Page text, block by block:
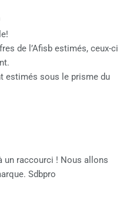
de l’Afisb estimés, ceux-ci
estimés sous le prisme du
un raccourci ! Nous allons
Sdbpro